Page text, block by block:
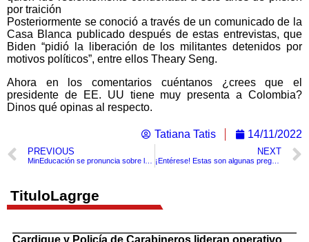
por traición
Posteriormente se conoció a través de un comunicado de la
Casa Blanca publicado después de estas entrevistas, que
Biden “pidió la liberación de los militantes detenidos por
motivos políticos”, entre ellos Theary Seng.
Ahora en los comentarios cuéntanos ¿crees que el
presidente de EE. UU tiene muy presenta a Colombia?
Dinos qué opinas al respecto.
Tatiana Tatis 14/11/2022
PREVIOUS NEXT
¡Entérese! Estas son algunas preguntas que hacen en la entrevista para la visa de EE.UU
TituloLagrge
Cardique y Policía de Carabineros lideran operativo